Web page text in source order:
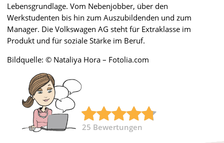
Lebensgrundlage. Vom Nebenjobber, über den
Werkstudenten bis hin zum Auszubildenden und zum
Manager. Die Volkswagen AG steht für Extraklasse im
Produkt und für soziale Stärke im Beruf.
Bildquelle: © Nataliya Hora – Fotolia.com
25 Bewertungen